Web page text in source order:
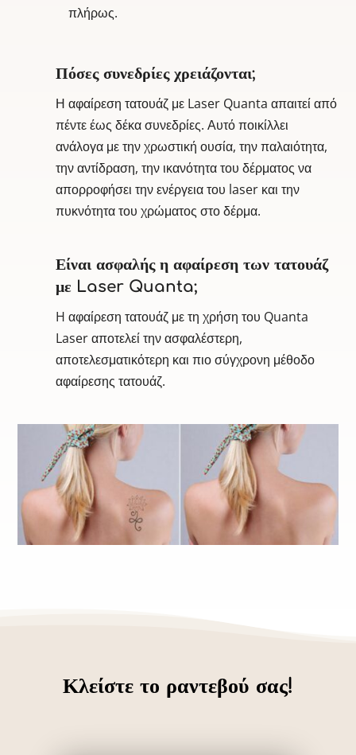
πλήρως.
Πόσες συνεδρίες χρειάζονται;
Η αφαίρεση τατουάζ με Laser Quanta απαιτεί από
πέντε έως δέκα συνεδρίες. Αυτό ποικίλλει
ανάλογα με την χρωστική ουσία, την παλαιότητα,
την αντίδραση, την ικανότητα του δέρματος να
απορροφήσει την ενέργεια του laser και την
πυκνότητα του χρώματος στο δέρμα.
Είναι ασφαλής η αφαίρεση των τατουάζ
με Laser Quanta;
H αφαίρεση τατουάζ με τη χρήση του Quanta
Laser αποτελεί την ασφαλέστερη,
αποτελεσματικότερη και πιο σύγχρονη μέθοδο
αφαίρεσης τατουάζ.
Κλείστε το ραντεβού σας!